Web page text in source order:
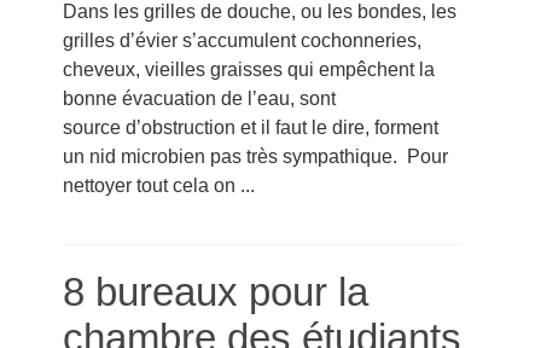
Dans les grilles de douche, ou les bondes, les
grilles d’évier s’accumulent cochonneries,
cheveux, vieilles graisses qui empêchent la
bonne évacuation de l’eau, sont
source d’obstruction et il faut le dire, forment
un nid microbien pas très sympathique. Pour
nettoyer tout cela on ...
8 bureaux pour la
chambre des étudiants